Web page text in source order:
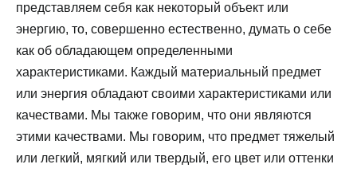
представляем себя как некоторый объект или
энергию, то, совершенно естественно, думать о себе
как об обладающем определенными
характеристиками. Каждый материальный предмет
или энергия обладают своими характеристиками или
качествами. Мы также говорим, что они являются
этими качествами. Мы говорим, что предмет тяжелый
или легкий, мягкий или твердый, его цвет или оттенки